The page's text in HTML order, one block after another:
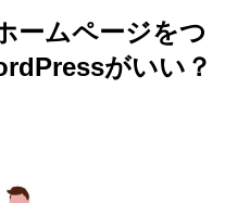
ームページをつ
がいい？